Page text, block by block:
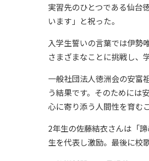
実習先のひとつである仙台
います」と祝った。
入学生誓いの言葉では伊勢
さまざまなことに挑戦し、
一般社団法人徳洲会の安富
う結果です。そのためには
心に寄り添う人間性を育む
2年生の佐藤結衣さんは「
生を代表し激励。最後に校